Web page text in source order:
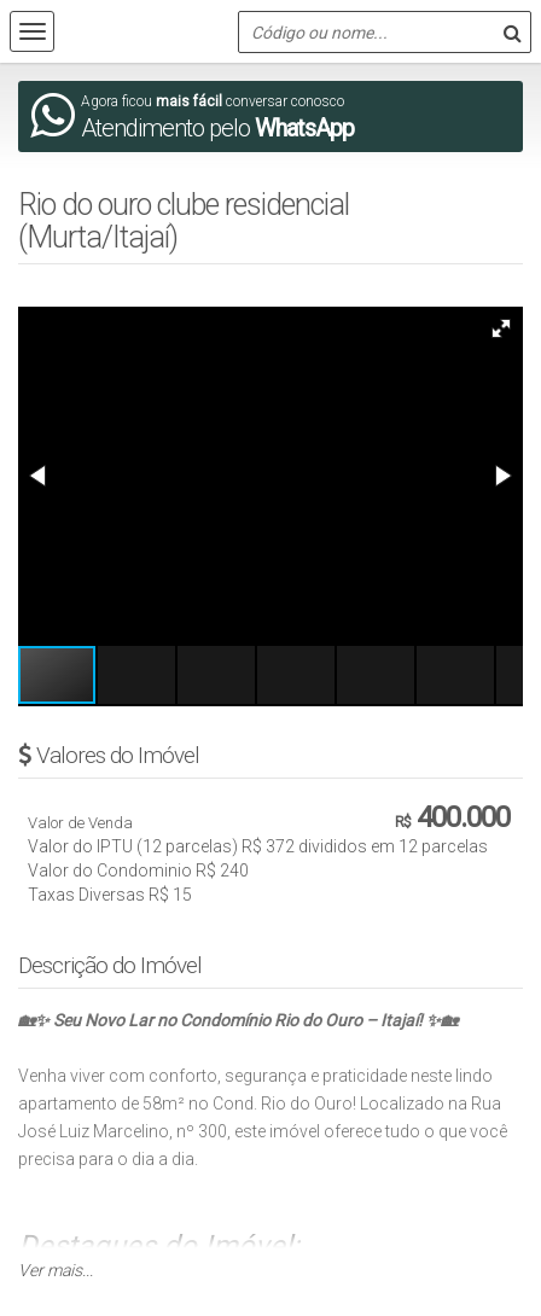
Agora ficou mais fácil conversar conosco
Atendimento peloWhatsApp
Rio do ouro clube residencial
(Murta/Itajaí)
Valores do Imóvel
R$400.000
Valor de Venda
Valor do IPTU (12 parcelas) R$ 372 divididos em 12 parcelas
Valor do Condominio R$ 240
Taxas Diversas R$ 15
Descrição do Imóvel
🏡✨ Seu Novo Lar no Condomínio Rio do Ouro – Itajaí! ✨🏡
Venha viver com conforto, segurança e praticidade neste lindo
apartamento de 58m² no Cond. Rio do Ouro! Localizado na Rua
José Luiz Marcelino, nº 300, este imóvel oferece tudo o que você
precisa para o dia a dia.
Destaques do Imóvel:
Ver mais...